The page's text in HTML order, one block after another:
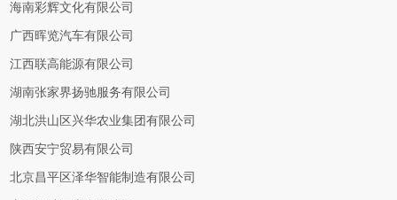
海南彩辉文化有限公司
广西晖览汽车有限公司
江西联高能源有限公司
湖南张家界扬驰服务有限公司
湖北洪山区兴华农业集团有限公司
陕西安宁贸易有限公司
北京昌平区泽华智能制造有限公司